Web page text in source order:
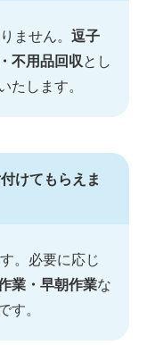
ません。 逗子
不用品回収 とし
たします。
けてもらえま
。必要に応じ
業・早朝作業な
す。